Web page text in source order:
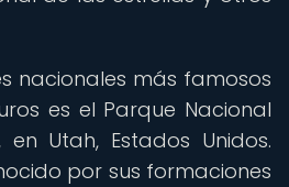
nacionales más famosos
es el Parque Nacional
Utah, Estados Unidos.
por sus formaciones